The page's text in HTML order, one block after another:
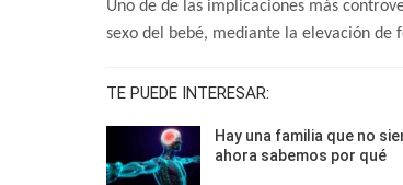
Uno de de las implicaciones más
sexo del bebé, mediante la elevación
TE PUEDE INTERESAR:
Hay una familia que no
ahora sabemos por qué